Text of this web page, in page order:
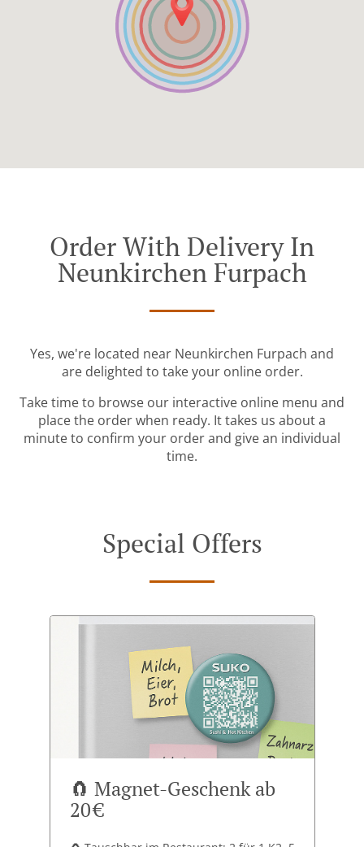
Order With Delivery In
Neunkirchen Furpach
Yes, we're located near Neunkirchen Furpach and
are delighted to take your online order.
Take time to browse our interactive online menu and
place the order when ready. It takes us about a
minute to confirm your order and give an individual
time.
Special Offers
🧲 Magnet-Geschenk ab
20 €